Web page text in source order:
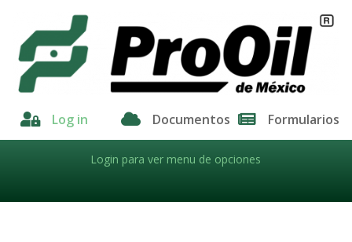
 Log in  Documentos  Formularios
Login para ver menu de opciones